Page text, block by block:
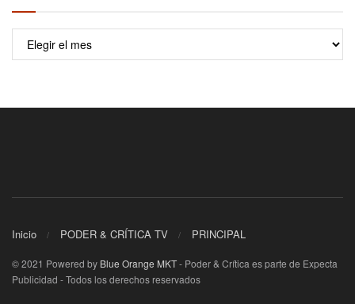
Archivos
Inicio PODER & CRÍTICA TV PRINCIPAL
© 2021 Powered by Blue Orange MKT- Poder & Crítica es parte de Expecta
Publicidad - Todos los derechos reservados